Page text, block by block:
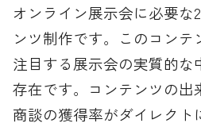
オンライン展示会に必要な
ンツ制作です。このコン
注目する展示会の実質的な
存在です。コンテンツの出
商談の獲得率がダイレクト